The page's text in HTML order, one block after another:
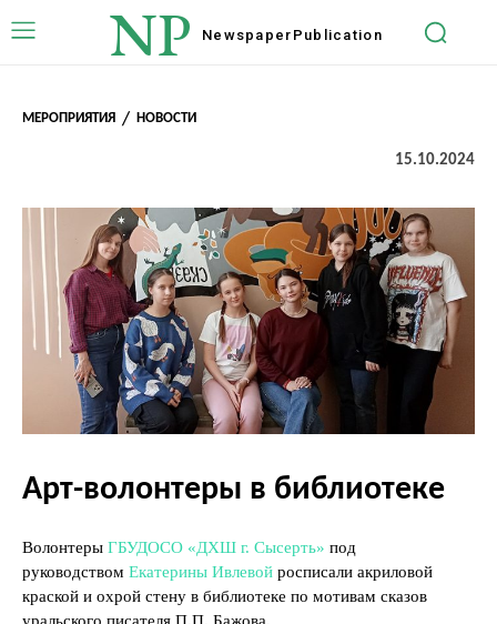
NP Newspaper Publication
МЕРОПРИЯТИЯ НОВОСТИ
15.10.2024
Арт-волонтеры в библиотеке
Волонтеры ГБУДОСО «ДХШ г. Сысерть» под
руководством Екатерины Ивлевой росписали акриловой
краской и охрой стену в библиотеке по мотивам сказов